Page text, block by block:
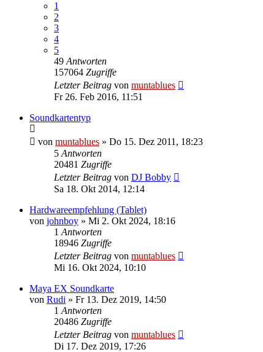
1
2
3
4
5
49 Antworten
157064 Zugriffe
Letzter Beitrag von muntablues
Fr 26. Feb 2016, 11:51
Soundkartentyp
von muntablues » Do 15. Dez 2011, 18:23
5 Antworten
20481 Zugriffe
Letzter Beitrag von DJ Bobby
Sa 18. Okt 2014, 12:14
Hardwareempfehlung (Tablet)
von johnboy » Mi 2. Okt 2024, 18:16
1 Antworten
18946 Zugriffe
Letzter Beitrag von muntablues
Mi 16. Okt 2024, 10:10
Maya EX Soundkarte
von Rudi » Fr 13. Dez 2019, 14:50
1 Antworten
20486 Zugriffe
Letzter Beitrag von muntablues
Di 17. Dez 2019, 17:26